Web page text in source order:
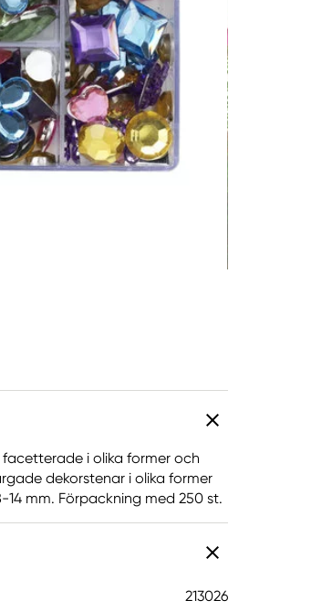
i olika former och
dekorstenar i olika former
mm. Förpackning med 250 st.
213026